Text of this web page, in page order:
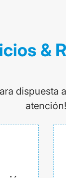
&
atención!